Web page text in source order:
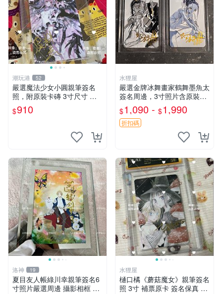
潮玩港 52
嚴選魔法少女小圓親筆簽名
照，附原裝卡磚 3寸尺寸 親
簽紀念品 小圓周邊 畫集 監督
親筆
$910
水狸屋
嚴選金牌冰舞畫家鶴舞墨魚太
簽名周邊，3寸照片含原裝卡
磚。收藏自用，面簽確保證
實。 冰舞 簽名 周邊
$1,090 - $1,990
折扣碼
洛神 19
夏目友人帳綠川幸親筆簽名6
寸照片嚴選周邊 攝影相框 網
水狸屋
樋口橘《蘑菇魔女》親筆簽名
照 3寸 補票原卡 簽名保真 收